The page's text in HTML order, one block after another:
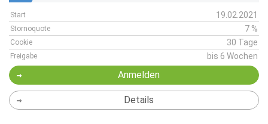
Start 19.02.2021
Stornoquote 7 %
Cookie 30 Tage
Freigabe bis 6 Wochen
Anmelden
Details